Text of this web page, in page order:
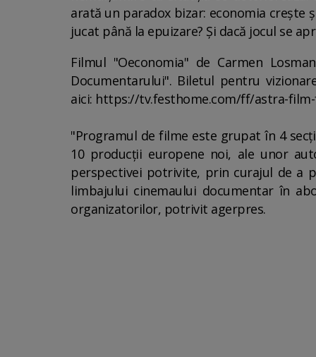
arată un paradox bizar: economia creşte
jucat până la epuizare? Şi dacă jocul se
Filmul "Oeconomia" de Carmen
Documentarului". Biletul pentru
aici: https://tv.festhome.com/ff/astra-film-
"Programul de filme este grupat în 4
10 producţii europene noi, ale unor
perspectivei potrivite, prin curajul de a
limbajului cinemaului documentar în
organizatorilor, potrivit agerpres.